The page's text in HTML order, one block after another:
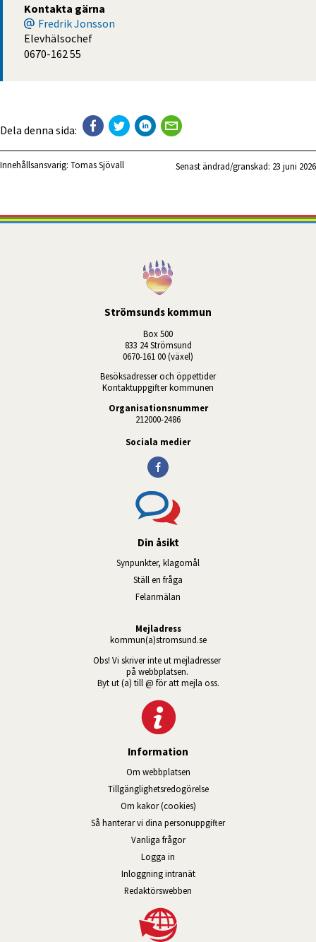
Kontakta gärna
Fredrik Jonsson
Elevhälsochef
0670-162 55
Dela denna sida:
Innehållsansvarig: Tomas Sjövall Senast ändrad/granskad: 23 juni 2026
Strömsunds kommun
Box 500
833 24 Strömsund
0670-161 00 (växel)
Besöksadresser och öppettider
Kontaktuppgifter kommunen
Organisationsnummer
212000-2486
Sociala medier
Din åsikt
Synpunkter, klagomål
Ställ en fråga
Felanmälan
Mejladress
kommun(a)stromsund.se
Obs! Vi skriver inte ut mejladresser
på webbplatsen.
Byt ut (a) till @ för att mejla oss.
Information
Om webbplatsen
Tillgänglig­hets­redo­görelse
Om kakor (cookies)
Så hanterar vi dina personuppgifter
Vanliga frågor
Logga in
Inloggning intranätÖppnas i nytt fönster.
Redaktörswebben